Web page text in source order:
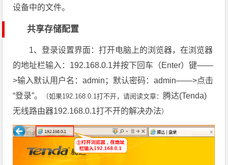
设备中的文件。
共享存储配置
1、登录设置界面：打开电脑上的浏览器，在浏览器
的地址栏输入：192.168.0.1并按下回车（Enter）键——
>输入默认用户名：admin；默认密码：admin——>点击
“登录”。
（如果192.168.0.1打不开，请阅读文章：腾达(Tenda)
无线路由器192.168.0.1打不开的解决办法）